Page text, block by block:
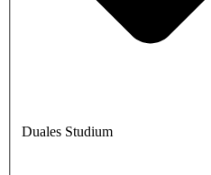
Duales Studium